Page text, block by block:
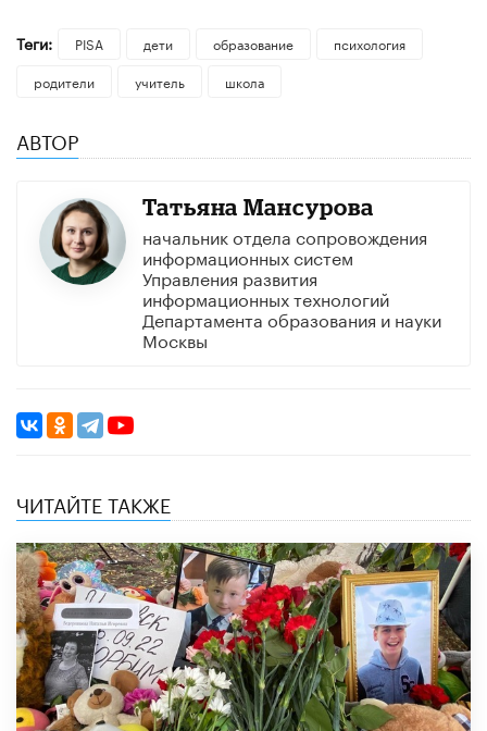
Теги: PISA дети образование
психология
родители
учитель школа
АВТОР
Татьяна Мансурова
начальник отдела сопровождения
информационных систем
Управления развития
информационных технологий
Департамента образования и науки
Москвы
ЧИТАЙТЕ ТАКЖЕ